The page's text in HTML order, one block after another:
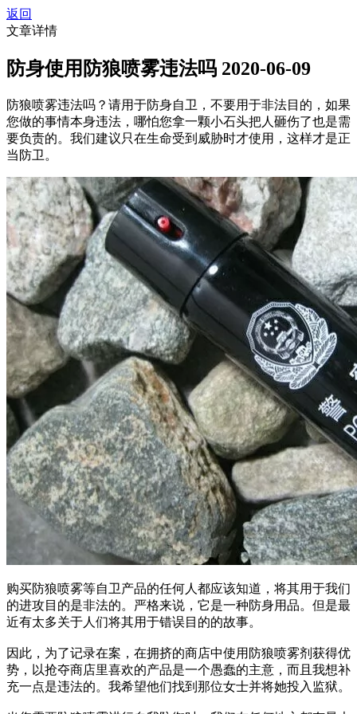
返回
文章详情
防身使用防狼喷雾违法吗 2020-06-09
防狼喷雾违法吗？请用于防身自卫，不要用于非法目的，如果
您做的事情本身违法，哪怕您拿一颗小石头把人砸伤了也是需
要负责的。我们建议只在生命受到威胁时才使用，这样才是正
当防卫。
购买防狼喷雾等自卫产品的任何人都应该知道，将其用于我们
的进攻目的是非法的。严格来说，它是一种防身用品。但是最
近有太多关于人们将其用于错误目的的故事。
因此，为了记录在案，在拥挤的商店中使用防狼喷雾剂获得优
势，以抢夺商店里喜欢的产品是一个愚蠢的主意，而且我想补
充一点是违法的。我希望他们找到那位女士并将她投入监狱。